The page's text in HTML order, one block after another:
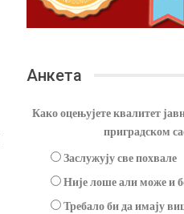
Анкета
Како оцењујете квалитет
приградском
Заслужују све похвале
Није лоше али може и
Требало би да имају